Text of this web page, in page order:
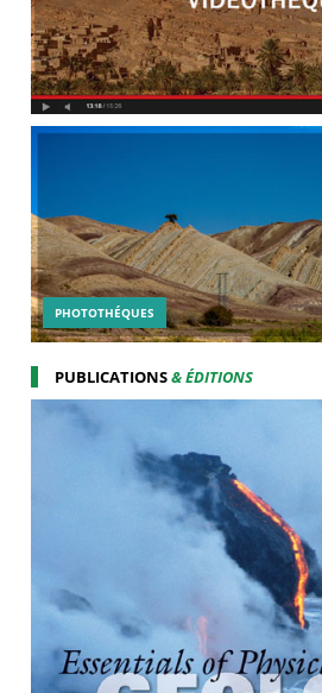
PHOTOTHÉQUES
PUBLICATIONS& ÉDITIONS